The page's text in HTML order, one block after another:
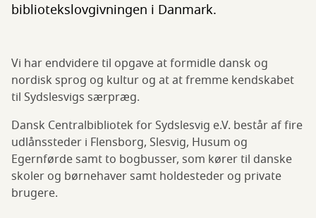
bibliotekslovgivningen i Danmark.
Vi har endvidere til opgave at formidle dansk og
nordisk sprog og kultur og at at fremme kendskabet
til Sydslesvigs særpræg.
Dansk Centralbibliotek for Sydslesvig e.V. består af fire
udlånssteder i Flensborg, Slesvig, Husum og
Egernførde samt to bogbusser, som kører til danske
skoler og børnehaver samt holdesteder og private
brugere.